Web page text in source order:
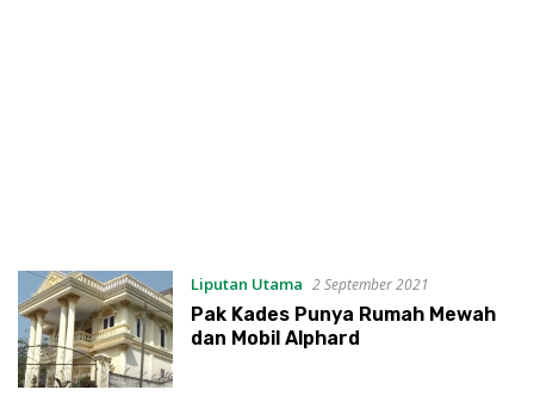
Liputan Utama 2 September 2021
Pak Kades Punya Rumah Mewah
dan Mobil Alphard